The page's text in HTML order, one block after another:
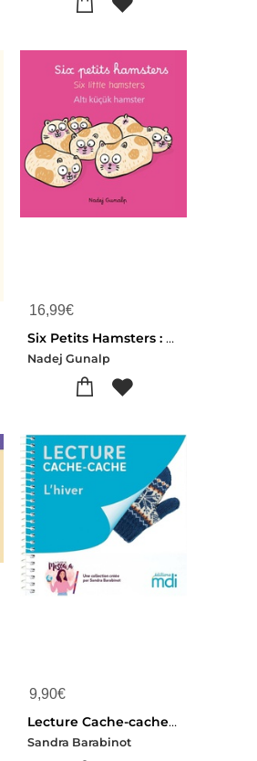
16,99€
Six Petits Hamsters : Album Trilingue Francais Anglais Turc
Nadej Gunalp
9,90€
Lecture Cache-cache : L'hiver
Sandra Barabinot